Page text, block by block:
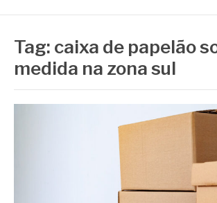
Tag: caixa de papelão
medida na zona sul